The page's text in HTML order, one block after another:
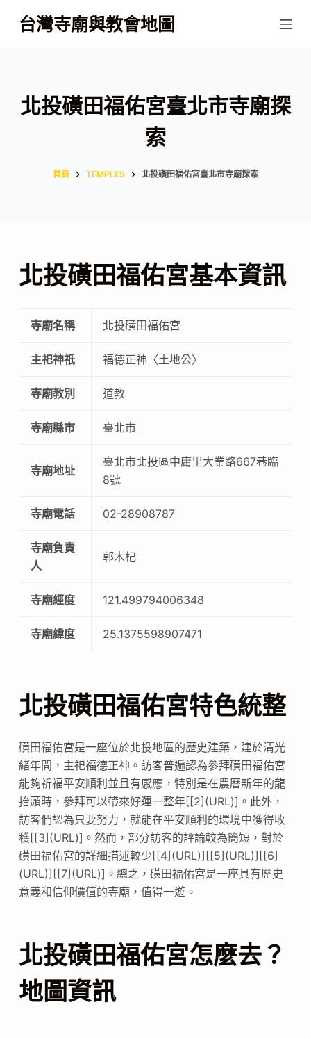
跳
至
容
台灣寺廟與教會地圖
北投磺田福佑宮臺北市寺廟探
索
首頁 TEMPLES 北投磺田福佑宮臺北市寺廟探索
北投磺田福佑宮基本資訊
寺廟名稱 北投磺田福佑宮
主祀神祇 福德正神〈土地公〉
寺廟教別 道教
寺廟縣市 臺北市
寺廟地址
臺北市北投區中庸里大業路667巷臨
8號
寺廟電話 02-28908787
寺廟負責
人
郭木杞
寺廟經度 121.499794006348
寺廟緯度 25.1375598907471
北投磺田福佑宮特色統整
磺田福佑宮是一座位於北投地區的歷史建築，建於清光
緒年間，主祀福德正神。訪客普遍認為參拜磺田福佑宮
能夠祈福平安順利並且有感應，特別是在農曆新年的龍
抬頭時，參拜可以帶來好運一整年[[2](URL)]。此外，
訪客們認為只要努力，就能在平安順利的環境中獲得收
穫[[3](URL)]。然而，部分訪客的評論較為簡短，對於
磺田福佑宮的詳細描述較少[[4](URL)][[5](URL)][[6]
(URL)][[7](URL)]。總之，磺田福佑宮是一座具有歷史
意義和信仰價值的寺廟，值得一遊。
北投磺田福佑宮怎麼去？
地圖資訊